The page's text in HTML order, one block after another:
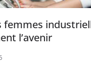
femmes
l’avenir